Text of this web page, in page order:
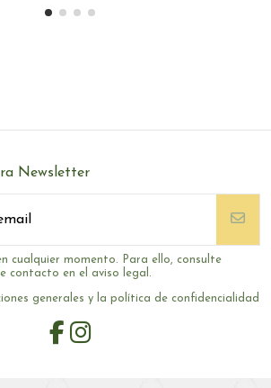
Newsletter
cualquier momento. Para ello, consulte
contacto en el aviso legal.
generales y la política de confidencialidad